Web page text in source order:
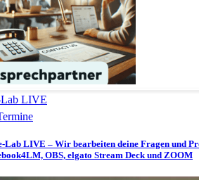
Lab LIVE
Lab LIVE – Wir bearbeiten deine Fragen und
OBS, elgato Stream Deck und ZOOM